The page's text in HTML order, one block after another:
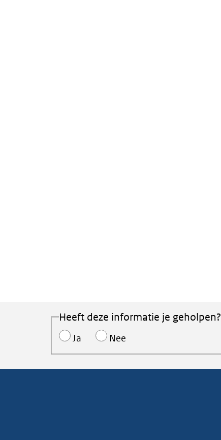
Heeft deze informatie je geholpen?
Ja Nee